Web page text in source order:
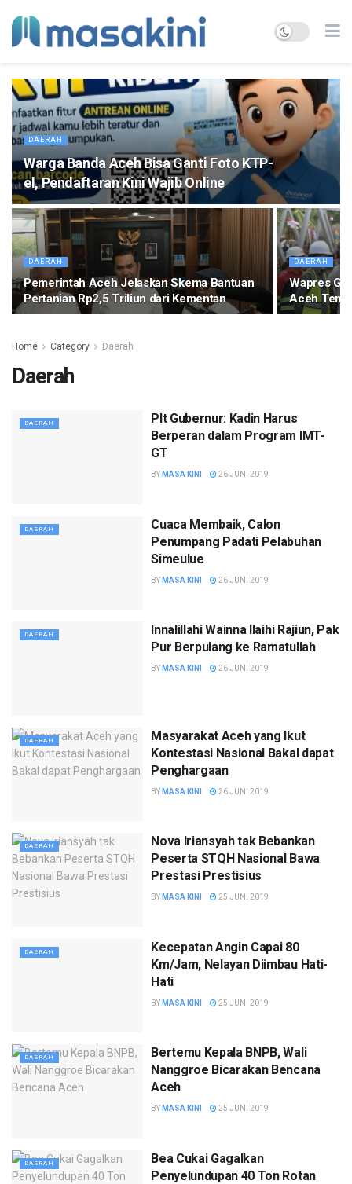
DAERAH
Warga Banda Aceh Bisa Ganti Foto KTP-
el, Pendaftaran Kini Wajib Online
DAERAH
Pemerintah Aceh Jelaskan Skema Bantuan
Pertanian Rp2,5 Triliun dari Kementan
DAERAH
Wapres
Aceh
Home Category Daerah
Daerah
DAERAH
Plt Gubernur: Kadin Harus
Berperan dalam Program IMT-
GT
BY MASA KINI 26 JUNI 2019
DAERAH
Cuaca Membaik, Calon
Penumpang Padati Pelabuhan
Simeulue
BY MASA KINI 26 JUNI 2019
DAERAH
Innalillahi Wainna Ilaihi Rajiun, Pak
Pur Berpulang ke Ramatullah
BY MASA KINI 26 JUNI 2019
DAERAH
Masyarakat Aceh yang Ikut
Kontestasi Nasional Bakal dapat
Penghargaan
BY MASA KINI 26 JUNI 2019
DAERAH
Nova Iriansyah tak Bebankan
Peserta STQH Nasional Bawa
Prestasi Prestisius
BY MASA KINI 25 JUNI 2019
DAERAH
Kecepatan Angin Capai 80
Km/Jam, Nelayan Diimbau Hati-
Hati
BY MASA KINI 25 JUNI 2019
DAERAH
Bertemu Kepala BNPB, Wali
Nanggroe Bicarakan Bencana
Aceh
BY MASA KINI 25 JUNI 2019
DAERAH
Bea Cukai Gagalkan
Penyelundupan 40 Ton Rotan